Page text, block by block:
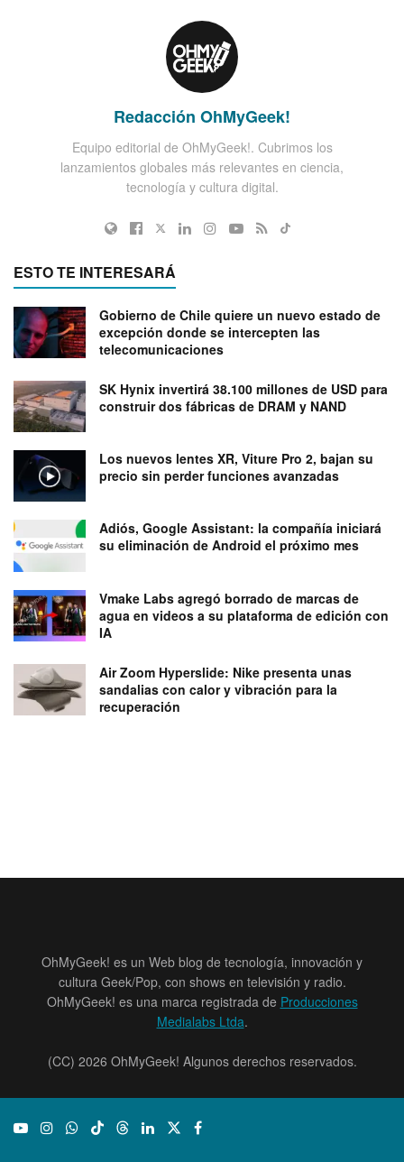
Redacción OhMyGeek!
Equipo editorial de OhMyGeek!. Cubrimos los
lanzamientos globales más relevantes en ciencia,
tecnología y cultura digital.
ESTO TE INTERESARÁ
Gobierno de Chile quiere un nuevo estado de
excepción donde se intercepten las
telecomunicaciones
SK Hynix invertirá 38.100 millones de USD para
construir dos fábricas de DRAM y NAND
Los nuevos lentes XR, Viture Pro 2, bajan su
precio sin perder funciones avanzadas
Adiós, Google Assistant: la compañía iniciará
su eliminación de Android el próximo mes
Vmake Labs agregó borrado de marcas de
agua en videos a su plataforma de edición con
IA
Air Zoom Hyperslide: Nike presenta unas
sandalias con calor y vibración para la
recuperación
OhMyGeek! es un Web blog de tecnología, innovación y
cultura Geek/Pop, con shows en televisión y radio.
OhMyGeek! es una marca registrada de Producciones
Medialabs Ltda.
(CC) 2026 OhMyGeek! Algunos derechos reservados.